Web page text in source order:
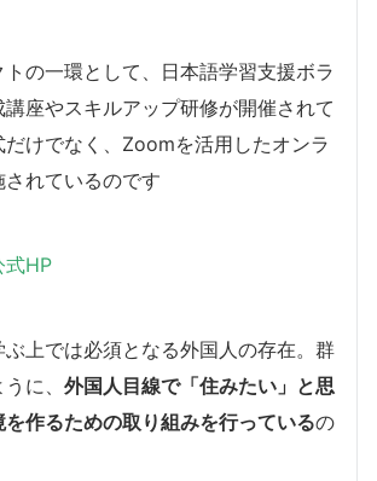
トの一環として、日本語学習支援ボラ
講座やスキルアップ研修が開催されて
だけでなく、Zoomを活用したオンラ
れているのです
式HP
上では必須となる外国人の存在。群
に、 外国人目線で「住みたい」と思
を作るための取り組みを行っているの